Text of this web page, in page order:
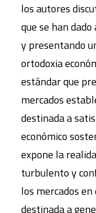
los autores
que se han
y presentando
ortodoxia
estándar que
mercados
destinada a
económico
expone la
turbulento y
los mercados
destinada a